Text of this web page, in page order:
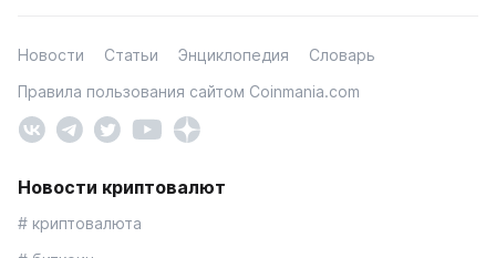
Новости Статьи Энциклопедия
Словарь
Правила пользования сайтом Coinmania.com
Новости криптовалют
# криптовалюта